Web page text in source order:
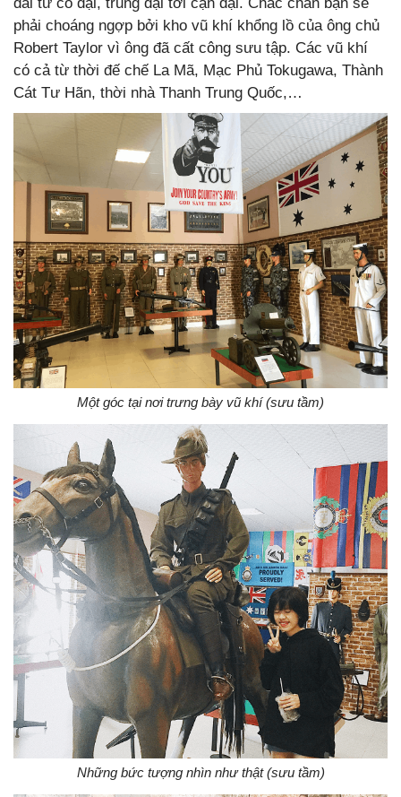
phải choáng ngợp bởi kho vũ khí khổng lồ của ông chủ
Robert Taylor vì ông đã cất công sưu tập. Các vũ khí
có cả từ thời đế chế La Mã, Mạc Phủ Tokugawa, Thành
Cát Tư Hãn, thời nhà Thanh Trung Quốc,…
Một góc tại nơi trưng bày vũ khí (sưu tầm)
Những bức tượng nhìn như thật (sưu tầm)